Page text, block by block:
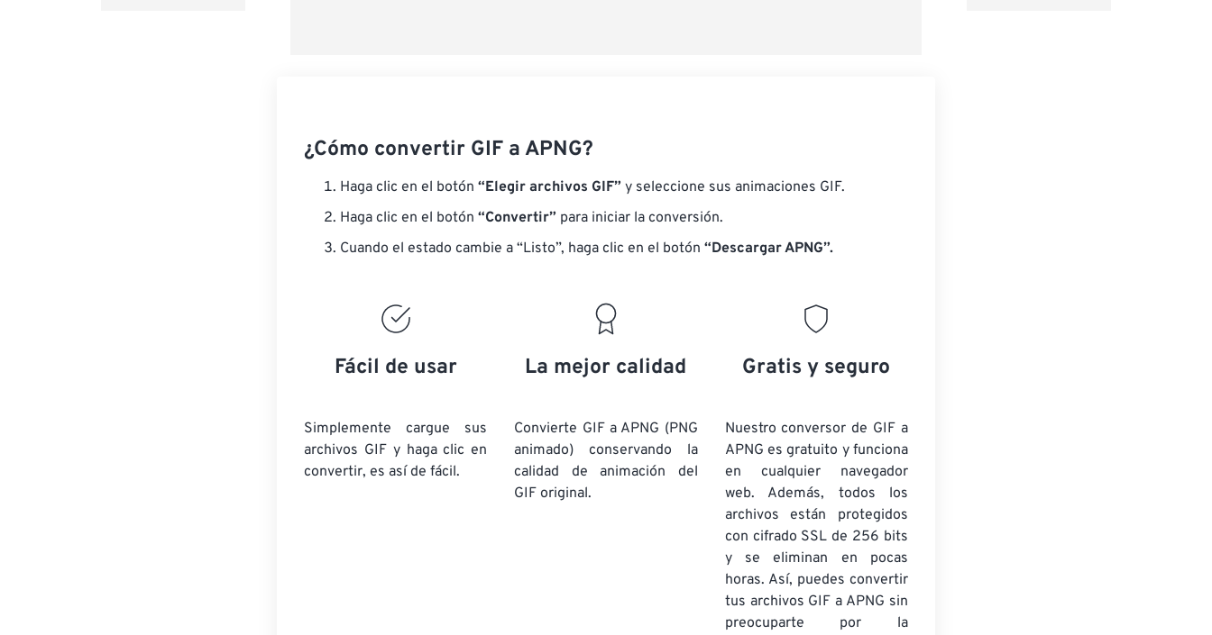
¿Cómo convertir GIF a APNG?
Haga clic en el botón “Elegir archivos GIF” y seleccione sus animaciones GIF.
Haga clic en el botón “Convertir” para iniciar la conversión.
Cuando el estado cambie a “Listo”, haga clic en el botón “Descargar APNG”.
Fácil de usar
Simplemente cargue sus
archivos GIF y haga clic en
convertir, es así de fácil.
La mejor calidad
Convierte GIF a APNG (PNG
animado) conservando la
calidad de animación del
GIF original.
Gratis y seguro
Nuestro conversor de GIF a
APNG es gratuito y funciona
en cualquier navegador
web. Además, todos los
archivos están protegidos
con cifrado SSL de 256 bits
y se eliminan en pocas
horas. Así, puedes convertir
tus archivos GIF a APNG sin
preocuparte por la